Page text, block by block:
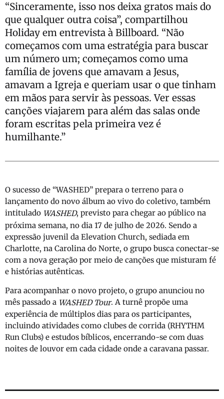
“Sinceramente, isso nos deixa gratos mais do
que qualquer outra coisa”, compartilhou
Holiday em entrevista à Billboard. “Não
começamos com uma estratégia para buscar
um número um; começamos como uma
família de jovens que amavam a Jesus,
amavam a Igreja e queriam usar o que tinham
em mãos para servir às pessoas. Ver essas
canções viajarem para além das salas onde
foram escritas pela primeira vez é
humilhante.”
O sucesso de “WASHED” prepara o terreno para o
lançamento do novo álbum ao vivo do coletivo, também
intitulado WASHED, previsto para chegar ao público na
próxima semana, no dia 17 de julho de 2026. Sendo a
expressão juvenil da Elevation Church, sediada em
Charlotte, na Carolina do Norte, o grupo busca conectar-se
com a nova geração por meio de canções que misturam fé
e histórias autênticas.
Para acompanhar o novo projeto, o grupo anunciou no
mês passado a WASHED Tour. A turnê propõe uma
experiência de múltiplos dias para os participantes,
incluindo atividades como clubes de corrida (RHYTHM
Run Clubs) e estudos bíblicos, encerrando-se com duas
noites de louvor em cada cidade onde a caravana passar.